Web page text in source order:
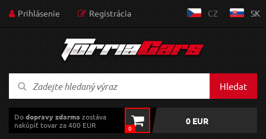
Prihlásenie Registrácia CZ SK
Hledat
Dodopravy zdarma zostáva
nakúpiť tovar za 400 EUR
0
0 EUR